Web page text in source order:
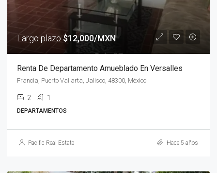
Largo plazo $12,000/MXN
Renta De Departamento Amueblado En Versalles
Francia, Puerto Vallarta, Jalisco, 48300, México
2 1
DEPARTAMENTOS
Pacific Real Estate Hace 5 años